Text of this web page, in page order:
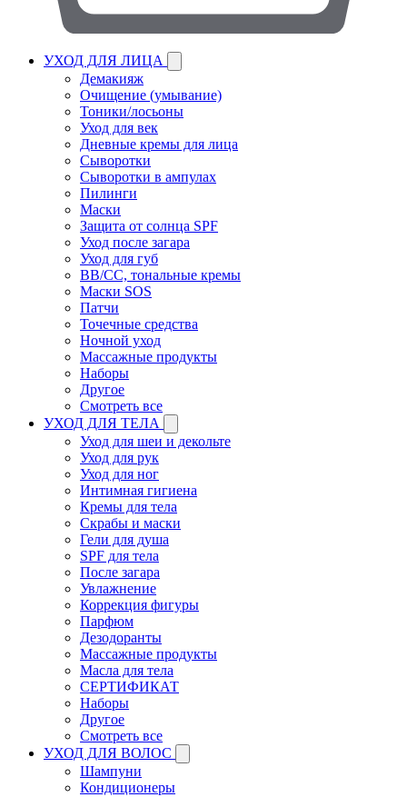
УХОД ДЛЯ ЛИЦА
Демакияж
Очищение (умывание)
Тоники/лосьоны
Уход для век
Дневные кремы для лица
Сыворотки
Сыворотки в ампулах
Пилинги
Маски
Защита от солнца SPF
Уход после загара
Уход для губ
BB/CC, тональные кремы
Маски SOS
Патчи
Точечные средства
Ночной уход
Массажные продукты
Наборы
Другое
Смотреть все
УХОД ДЛЯ ТЕЛА
Уход для шеи и декольте
Уход для рук
Уход для ног
Интимная гигиена
Кремы для тела
Скрабы и маски
Гели для душа
SPF для тела
После загара
Увлажнение
Коррекция фигуры
Парфюм
Дезодоранты
Массажные продукты
Масла для тела
СЕРТИФИКАТ
Наборы
Другое
Смотреть все
УХОД ДЛЯ ВОЛОС
Шампуни
Кондиционеры